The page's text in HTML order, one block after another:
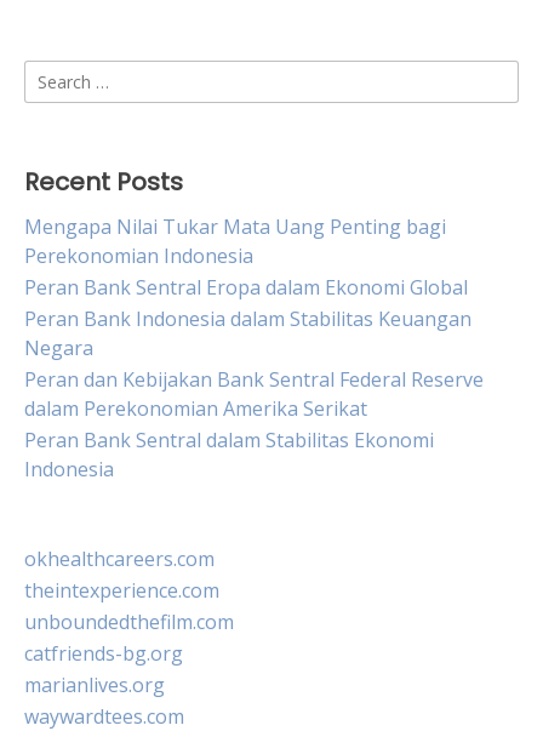
Search
for:
Recent Posts
Mengapa Nilai Tukar Mata Uang Penting bagi
Perekonomian Indonesia
Peran Bank Sentral Eropa dalam Ekonomi Global
Peran Bank Indonesia dalam Stabilitas Keuangan
Negara
Peran dan Kebijakan Bank Sentral Federal Reserve
dalam Perekonomian Amerika Serikat
Peran Bank Sentral dalam Stabilitas Ekonomi
Indonesia
okhealthcareers.com
theintexperience.com
unboundedthefilm.com
catfriends-bg.org
marianlives.org
waywardtees.com